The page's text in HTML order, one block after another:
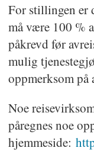
For stillingen er
må være 100 %
påkrevd før
mulig
oppmerksom på
Noe
påregnes noe
hjemmeside: